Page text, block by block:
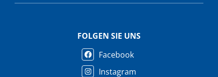
FOLGEN SIE UNS
Facebook
Instagram